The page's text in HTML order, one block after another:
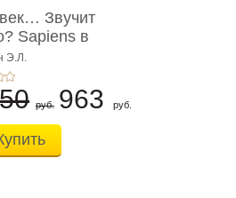
Звучит
Sapiens в
социума � ...
Э.Л.
руб. 963 руб.